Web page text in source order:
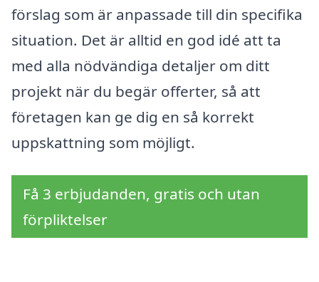
förslag som är anpassade till din specifika
situation. Det är alltid en god idé att ta
med alla nödvändiga detaljer om ditt
projekt när du begär offerter, så att
företagen kan ge dig en så korrekt
uppskattning som möjligt.
Få 3 erbjudanden, gratis och utan
förpliktelser